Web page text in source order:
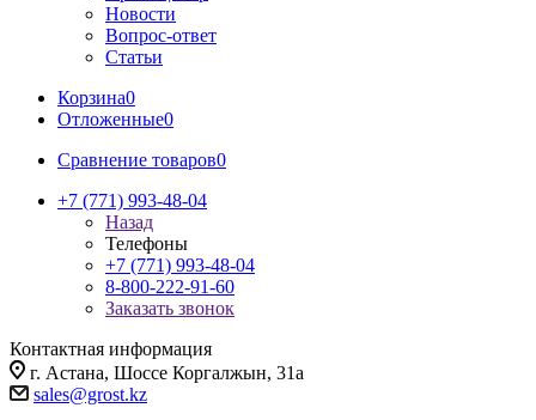
Новости
Вопрос-ответ
Статьи
Корзина0
Отложенные0
Сравнение товаров0
+7 (771) 993-48-04
Назад
Телефоны
+7 (771) 993-48-04
8-800-222-91-60
Заказать звонок
Контактная информация
г. Астана, Шоссе Коргалжын, 31а
sales@grost.kz